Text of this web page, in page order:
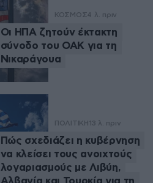
ΚΟΣΜΟΣ4 λ. πριν
Οι ΗΠΑ ζητούν έκτακτη
σύνοδο του ΟΑΚ για τη
Νικαράγουα
ΠΟΛΙΤΙΚΗ 13 λ. πριν
Πώς σχεδιάζει η κυβέρνηση
να κλείσει τους ανοιχτούς
λογαριασμούς με Λιβύη,
Αλβανία και Τουρκία για τη